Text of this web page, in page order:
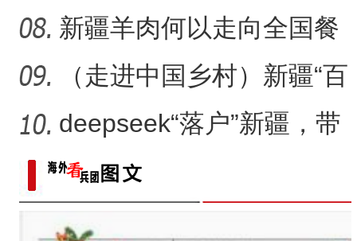
家级旅游休闲街区名单？
新疆羊肉何以走向全国餐
桌？
（走进中国乡村）新疆“百
年足球村”：民间赛事拉
deepseek“落户”新疆，带
来了什么？